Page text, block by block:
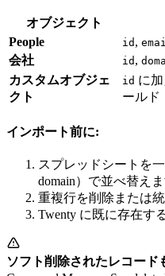
オブジェクト
People
id ,
会社 id ,
カスタムオブジェ
クト
id に
ールド
インポート前に:
スプレッドシートを
domain）で並べ替えま
重複行を削除または統
Twenty に既に存在す
ソフト削除されたレコード